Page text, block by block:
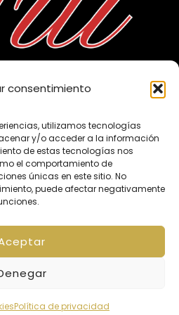
consentimiento
utilizamos tecnologías
y/o acceder a la información
de estas tecnologías nos
el comportamiento de
únicas en este sitio. No
puede afectar negativamente
Política de privacidad
2026 Embutidos Fili
por WPZOOM